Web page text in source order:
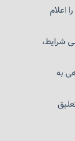
کانادا دسته‌بندی‌های جدید اکسپرس اینتری ۲۰۲۵ را اعلام
شرایط،
به